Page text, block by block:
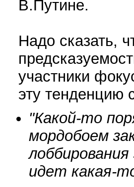
В.Путине.
Надо сказать,
участники
эту тенденцию
"Какой-то
мордобоем
идет какая-